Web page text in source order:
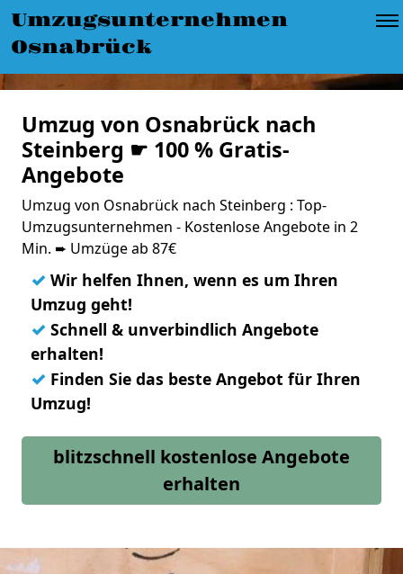
Umzugsunternehmen
Osnabrück
Umzug von Osnabrück nach
Steinberg ☛ 100 % Gratis-
Angebote
Umzug von Osnabrück nach Steinberg : Top-
Umzugsunternehmen - Kostenlose Angebote in 2
Min. ➨ Umzüge ab 87€
✓ Wir helfen Ihnen, wenn es um Ihren
Umzug geht!
✓ Schnell & unverbindlich Angebote
erhalten!
✓ Finden Sie das beste Angebot für Ihren
Umzug!
blitzschnell kostenlose Angebote
erhalten